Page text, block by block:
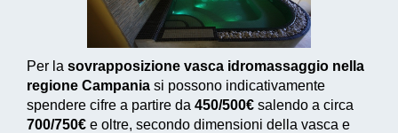
Per la sovrapposizione vasca idromassaggio nella
regione Campania si possono indicativamente
spendere cifre a partire da 450/500€ salendo a circa
700/750€ e oltre, secondo dimensioni della vasca e